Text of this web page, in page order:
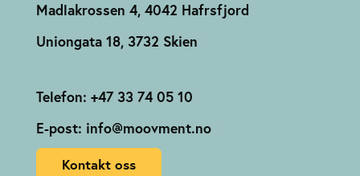
Madlakrossen 4, 4042 Hafrsfjord
Uniongata 18, 3732 Skien
Telefon: +47 33 74 05 10
E-post: info@moovment.no
Kontakt oss